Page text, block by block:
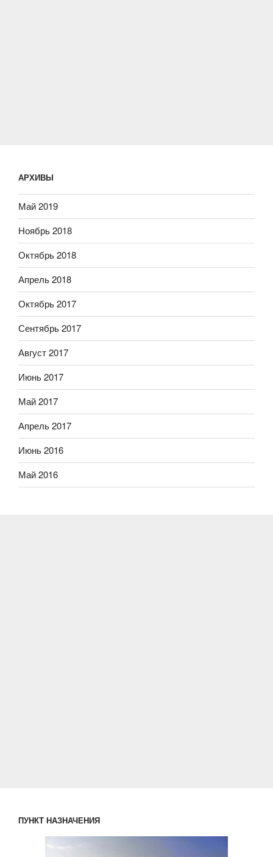
АРХИВЫ
Май 2019
Ноябрь 2018
Октябрь 2018
Апрель 2018
Октябрь 2017
Сентябрь 2017
Август 2017
Июнь 2017
Май 2017
Апрель 2017
Июнь 2016
Май 2016
ПУНКТ НАЗНАЧЕНИЯ